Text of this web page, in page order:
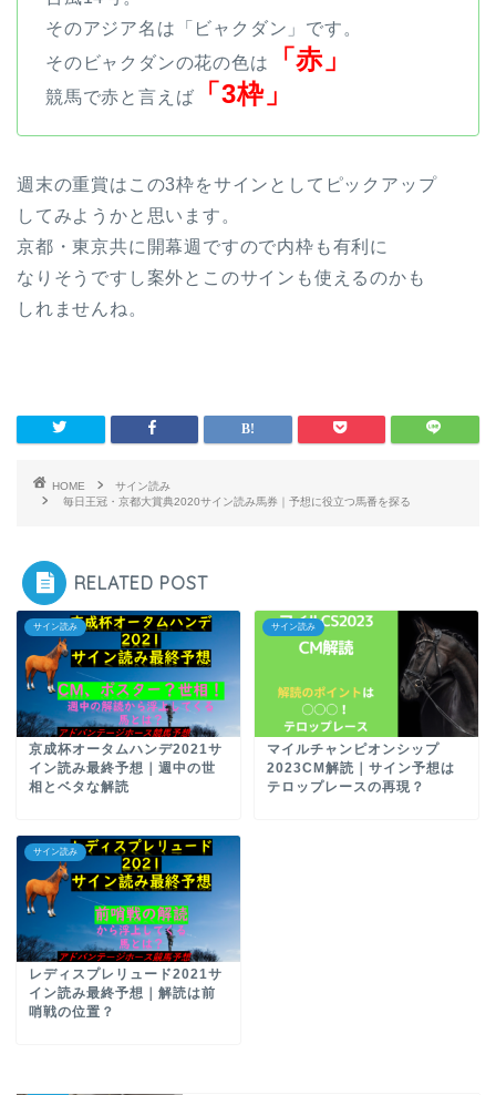
そのアジア名は「ビャクダン」です。
そのビャクダンの花の色は
「赤」
競馬で赤と言えば 「3枠」
週末の重賞はこの3枠をサインとしてピックアップ
してみようかと思います。
京都・東京共に開幕週ですので内枠も有利に
なりそうですし案外とこのサインも使えるのかも
しれませんね。
HOME
サイン読み
毎日王冠・京都大賞典2020サイン読み馬券｜予想に役立つ馬番を探る
RELATED POST
サイン読み
京成杯オータムハンデ2021サ
イン読み最終予想｜週中の世
相とベタな解読
サイン読み
マイルチャンピオンシップ
2023CM解読｜サイン予想は
テロップレースの再現？
サイン読み
レディスプレリュード2021サ
イン読み最終予想｜解読は前
哨戦の位置？